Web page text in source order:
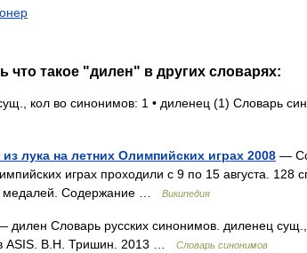
что такое "дилен" в других словарях:
кол во синонимов: 1 • диленец (1) Словарь
лука на летних Олимпийских играх 2008 —
играх проходили с 9 по 15 августа. 128
медалей. Содержание …
Википедия
дилен Словарь русских синонимов. диленец
ASIS. В.Н. Тришин. 2013 …
Словарь синонимов